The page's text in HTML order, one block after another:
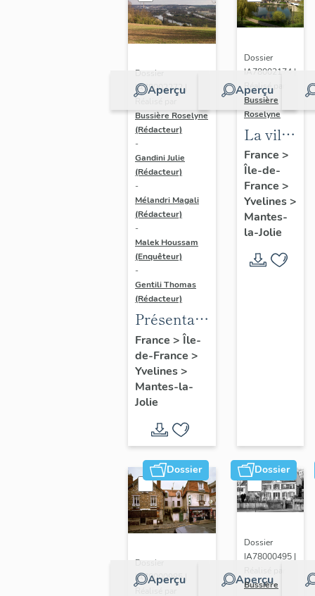
Aperçu
Dossier
IA78002272 |
Bussière Roselyne
(Rédacteur)
-
Gandini Julie
(Rédacteur)
-
Mélandri Magali
(Rédacteur)
-
Malek Houssam
(Enquêteur)
-
Gentili Thomas
(Rédacteur)
Présentation
de l'étude
France > Île-
de-France >
Yvelines>
Mantes-la-
Jolie
Aperçu
Dossier
IA78002174 |
Réalisé par
Bussière
Roselyne
La ville
de
Mantes-
la-Jolie
France >
Île-de-
France >
Yvelines>
Mantes-
la-Jolie
Dossier
Aperçu
Dossier
IA78000985 |
Dossier
Aperçu
Dossier
IA78000495 |
Bussière